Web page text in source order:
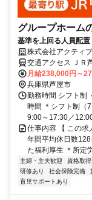
グループホーム
基準を上回る人員配
環境をアップデート！
株式会社アクティ
交通アクセス ＪＲ
線 芦屋駅|阪急神戸
月給238,000円～
兵庫県芦屋市
勤務時間 シフト制
時間 ＊シフト制（
9:00～17:30／
仕事内容 【 この求
年間平均休日数
た福利厚生 ＊所定
主婦・主夫歓迎 資格取
研修あり
社会保険完備
育児サポートあり